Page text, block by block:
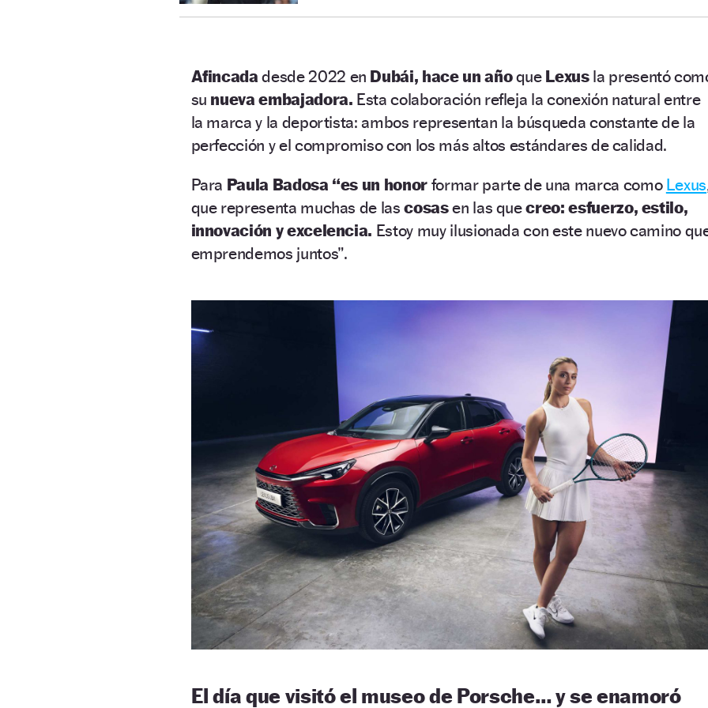
Afincadadesde 2022 en Dubái, hace un añoque Lexus la presentó
su nueva embajadora. Esta colaboración refleja la conexión natural entre
la marca y la deportista: ambos representan la búsqueda constante de la
perfección y el compromiso con los más altos estándares de calidad.
Para Paula Badosa “es un honor formar parte de una marca como Lexus
que representa muchas de lascosasen las quecreo: esfuerzo, estilo,
innovación y excelencia. Estoy muy ilusionada con este nuevo camino
emprendemos juntos”.
El día que visitó el museo de Porsche… y se enamoró